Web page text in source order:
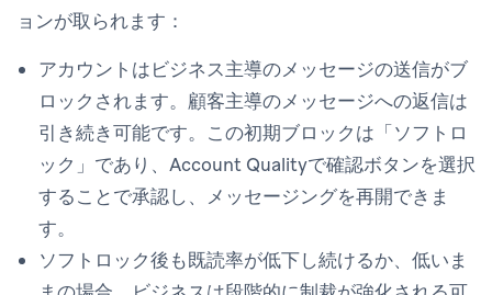
ョンが取られます：
アカウントはビジネス主導のメッセージの送信がブ
ロックされます。顧客主導のメッセージへの返信は
引き続き可能です。この初期ブロックは「ソフトロ
ック」であり、Account Qualityで確認ボタンを選択
することで承認し、メッセージングを再開できま
す。
ソフトロック後も既読率が低下し続けるか、低いま